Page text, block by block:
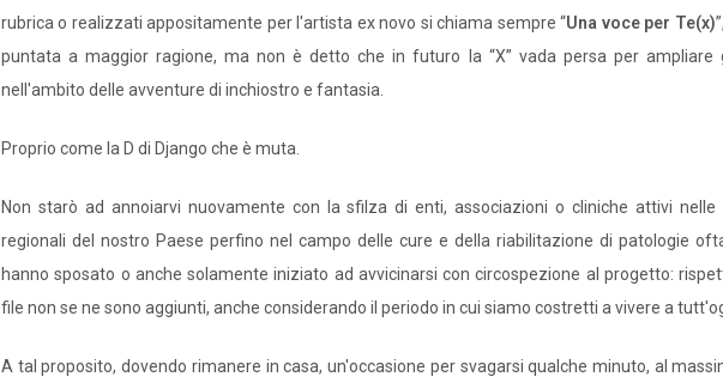
rubrica o realizzati appositamente per l'artista ex novo si chiama sempre “Una voce per Te(x)
puntata a maggior ragione, ma non è detto che in futuro la “X” vada persa per ampliare
nell'ambito delle avventure di inchiostro e fantasia.
Proprio come la D di Django che è muta.
Non starò ad annoiarvi nuovamente con la sfilza di enti, associazioni o cliniche attivi nelle
regionali del nostro Paese perfino nel campo delle cure e della riabilitazione di patologie
hanno sposato o anche solamente iniziato ad avvicinarsi con circospezione al progetto:
file non se ne sono aggiunti, anche considerando il periodo in cui siamo costretti a vivere a
A tal proposito, dovendo rimanere in casa, un'occasione per svagarsi qualche minuto, al